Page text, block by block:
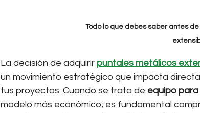
Todo lo que debes saber antes
La decisión de adquirir puntales metálicos
un movimiento estratégico que impacta
tus proyectos. Cuando se trata de equipo
modelo más económico; es fundamental